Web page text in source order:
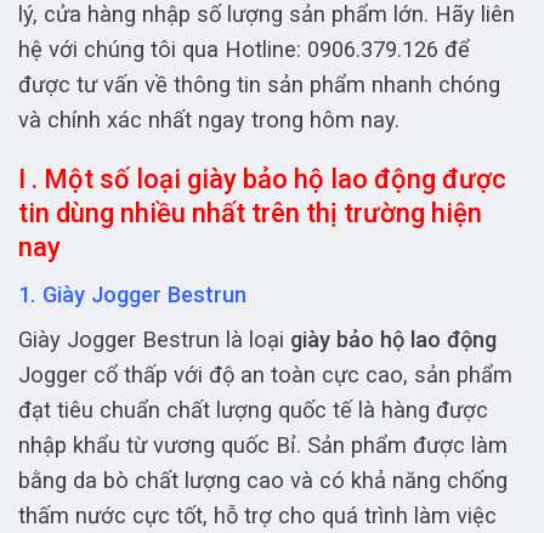
lý, cửa hàng nhập số lượng sản phẩm lớn. Hãy liên
hệ với chúng tôi qua Hotline: 0906.379.126 để
được tư vấn về thông tin sản phẩm nhanh chóng
và chính xác nhất ngay trong hôm nay.
I . Một số loại giày bảo hộ lao động được
tin dùng nhiều nhất trên thị trường hiện
nay
1. Giày Jogger Bestrun
Giày Jogger Bestrun là loại giày bảo hộ lao động
Jogger cổ thấp với độ an toàn cực cao, sản phẩm
đạt tiêu chuẩn chất lượng quốc tế là hàng được
nhập khẩu từ vương quốc Bỉ. Sản phẩm được làm
bằng da bò chất lượng cao và có khả năng chống
thấm nước cực tốt, hỗ trợ cho quá trình làm việc